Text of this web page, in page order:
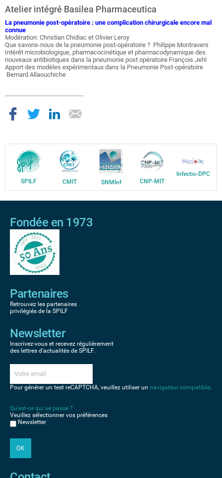
Atelier intégré Basilea Pharmaceutica
La pneumonie post-opératoire : une complication chirurgicale encore mal
connue
Modération: Christian Chidiac et Olivier Leroy
Que savons-nous de la pneumonie post-opératoire ? Philippe Montravers
Intérêt microbiologique, pharmacocinétique et pharmacodynamique des
nouveaux antibiotiques dans la pneumonie post opératoire François Jehl
Apport des modèles expérimentaux dans la Pneumonie Post-opératoire
Bernard Allaouchiche
SPILF CMIT SNMInf CNP-MIT
Infectio-DPC
Fondée en 1973
Partenaires
Retrouvez les partenaires
privilégiés de la SPILF
Newsletter
Inscrivez-vous et recevez régulièrement
des lettres d'actualités de SPILF.
Pour générer un test reCAPTCHA, veuillez utiliser un navigateur compatible.
Qu'est-ce qui se passe ?
Veuillez sélectionner vos préférences
Newsletter